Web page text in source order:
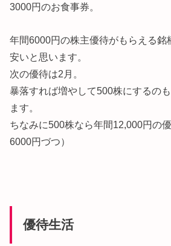
3000円のお食事券。
年間6000円の株主優待がもらえる銘
安いと思います。
次の優待は2月。
暴落すれば増やして500株にするの
ます。
ちなみに500株なら年間12,000円の
6000円づつ）
優待生活